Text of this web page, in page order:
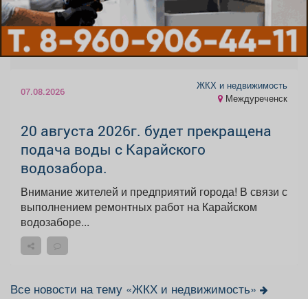
07.08.2026
ЖКХ и недвижимость
Междуреченск
20 августа 2026г. будет прекращена
подача воды с Карайского
водозабора.
Внимание жителей и предприятий города! В связи с
выполнением ремонтных работ на Карайском
водозаборе...
Все новости на тему «ЖКХ и недвижимость»